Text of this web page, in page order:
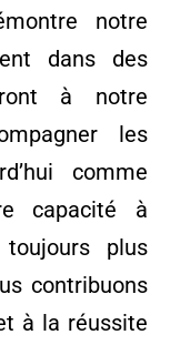
notre
dans des
à notre
les
comme
capacité à
plus
contribuons
à la réussite